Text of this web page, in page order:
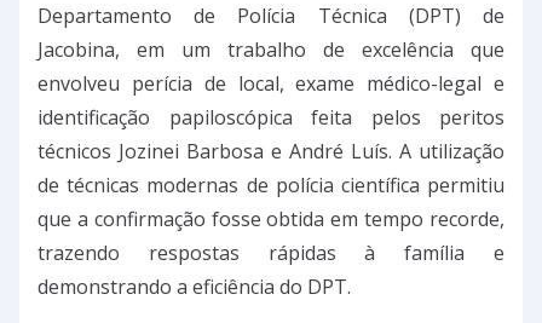
Departamento de Polícia Técnica (DPT) de
Jacobina, em um trabalho de excelência que
envolveu perícia de local, exame médico-legal e
identificação papiloscópica feita pelos peritos
técnicos Jozinei Barbosa e André Luís. A utilização
de técnicas modernas de polícia científica permitiu
que a confirmação fosse obtida em tempo recorde,
trazendo respostas rápidas à família e
demonstrando a eficiência do DPT.